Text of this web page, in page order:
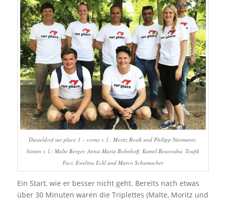
Düsseldorf sur place 1 – vorne v. l.: Moritz Rosik und Philipp Niermann;
hinten v. l.: Malte Berger, Anna-Maria Bohnhoff, Kamel Bourouba, Toufik
Faci, Ewelina Eckl und Marco Schumacher
Ein Start, wie er besser nicht geht. Bereits nach etwas
über 30 Minuten waren die Triplettes (Malte, Moritz und